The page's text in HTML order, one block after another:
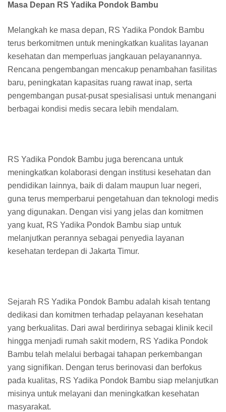
Masa Depan RS Yadika Pondok Bambu
Melangkah ke masa depan, RS Yadika Pondok Bambu
terus berkomitmen untuk meningkatkan kualitas layanan
kesehatan dan memperluas jangkauan pelayanannya.
Rencana pengembangan mencakup penambahan fasilitas
baru, peningkatan kapasitas ruang rawat inap, serta
pengembangan pusat-pusat spesialisasi untuk menangani
berbagai kondisi medis secara lebih mendalam.
RS Yadika Pondok Bambu juga berencana untuk
meningkatkan kolaborasi dengan institusi kesehatan dan
pendidikan lainnya, baik di dalam maupun luar negeri,
guna terus memperbarui pengetahuan dan teknologi medis
yang digunakan. Dengan visi yang jelas dan komitmen
yang kuat, RS Yadika Pondok Bambu siap untuk
melanjutkan perannya sebagai penyedia layanan
kesehatan terdepan di Jakarta Timur.
Sejarah RS Yadika Pondok Bambu adalah kisah tentang
dedikasi dan komitmen terhadap pelayanan kesehatan
yang berkualitas. Dari awal berdirinya sebagai klinik kecil
hingga menjadi rumah sakit modern, RS Yadika Pondok
Bambu telah melalui berbagai tahapan perkembangan
yang signifikan. Dengan terus berinovasi dan berfokus
pada kualitas, RS Yadika Pondok Bambu siap melanjutkan
misinya untuk melayani dan meningkatkan kesehatan
masyarakat.